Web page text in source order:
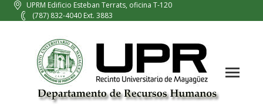
UPRM Edificio Esteban Terrats, oficina T-120
(787) 832-4040 Ext. 3883